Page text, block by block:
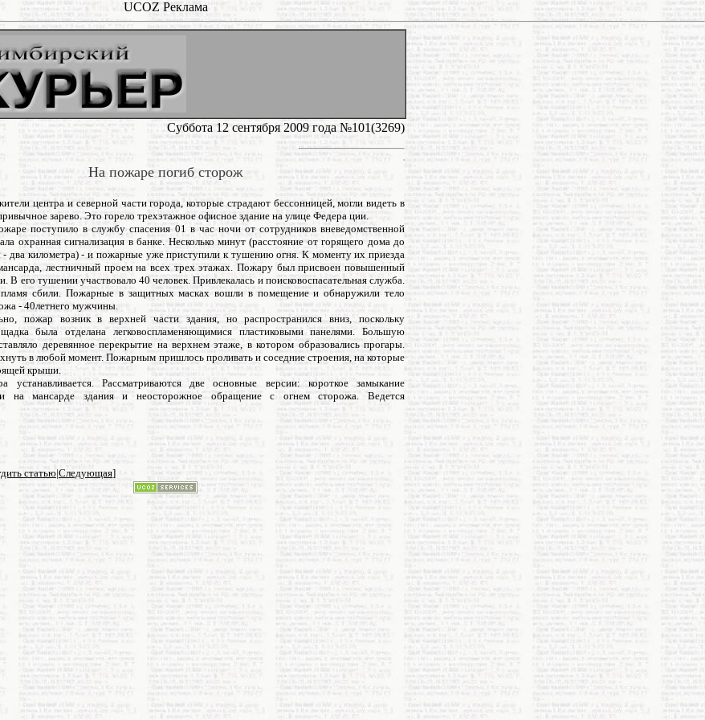
UCOZ Реклама
Суббота 12 сентября 2009 года №101(3269)
На пожаре погиб сторож
центра и северной части города, которые страдают бессонницей, могли видеть в
зарево. Это горело трехэтажное офисное здание на улице Федера ции.
поступило в службу спасения 01 в час ночи от сотрудников вневедомственной
охранная сигнализация в банке. Несколько минут (расстояние от горящего дома до
- два километра) - и пожарные уже приступили к тушению огня. К моменту их приезда
лестничный проем на всех трех этажах. Пожару был присвоен повышенный
В его тушении участвовало 40 человек. Привлекалась и поисковоспасательная служба.
сбили. Пожарные в защитных масках вошли в помещение и обнаружили тело
- 40летнего мужчины.
пожар возник в верхней части здания, но распространился вниз, поскольку
была отделана легковоспламеняющимися пластиковыми панелями. Большую
деревянное перекрытие на верхнем этаже, в котором образовались прогары.
в любой момент. Пожарным пришлось проливать и соседние строения, на которые
крыши.
устанавливается. Рассматриваются две основные версии: короткое замыкание
на мансарде здания и неосторожное обращение с огнем сторожа. Ведется
статью|Следующая]